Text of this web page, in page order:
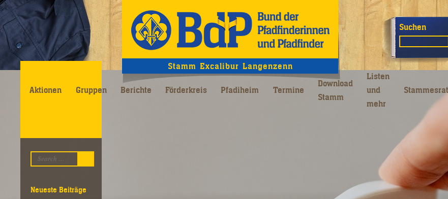
Stamm Excalibur Langenzenn
Suchen
Aktionen Gruppen Berichte Förderkreis Pfadiheim Termine
Download
Stamm
Listen
und
mehr
Stammesrat
Neueste Beiträge